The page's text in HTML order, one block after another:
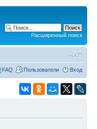
Расширенный поиск
FAQ Пользователи Вход